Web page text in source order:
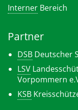
Interner Bereich
Partner
DSB Deutscher
LSV
Vorpommern
KSB